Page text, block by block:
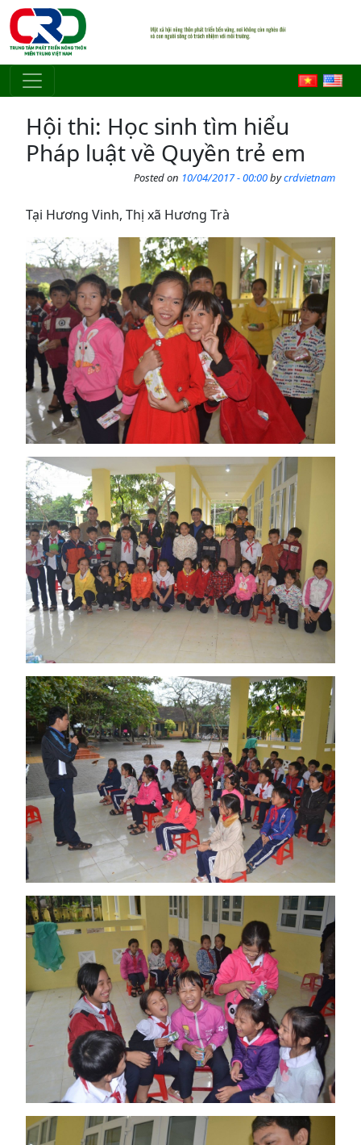
Skip to main content
Hội thi: Học sinh tìm hiểu
Pháp luật về Quyền trẻ em
Posted on 10/04/2017 - 00:00bycrdvietnam
Tại Hương Vinh, Thị xã Hương Trà